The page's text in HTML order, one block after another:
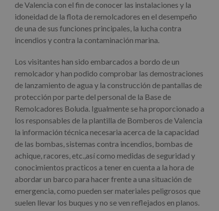
de Valencia con el fin de conocer las instalaciones y la
idoneidad de la flota de remolcadores en el desempeño
de una de sus funciones principales, la lucha contra
incendios y contra la contaminación marina.
Los visitantes han sido embarcados a bordo de un
remolcador y han podido comprobar las demostraciones
de lanzamiento de agua y la construcción de pantallas de
protección por parte del personal de la Base de
Remolcadores Boluda. Igualmente se ha proporcionado a
los responsables de la plantilla de Bomberos de Valencia
la información técnica necesaria acerca de la capacidad
de las bombas, sistemas contra incendios, bombas de
achique, racores, etc.,así como medidas de seguridad y
conocimientos practicos a tener en cuenta a la hora de
abordar un barco para hacer frente a una situación de
emergencia, como pueden ser materiales peligrosos que
suelen llevar los buques y no se ven reflejados en planos.